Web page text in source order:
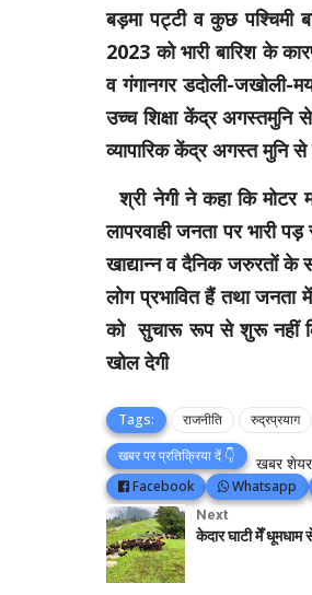
बड़मा पट्टी व कुछ पश्चिमी
2023 को भारी बारिश के
व गंगानगर डदोली-जखोली-
उच्च शिक्षा केंद्र अगस्तमुनि
व्यापारिक केंद्र अगस्त मुनि से
श्री नेगी ने कहा कि मोटर
लापरवाही जनता पर भारी
खाद्यान्न व दैनिक जरुरतों के
लोग प्रभावित हैं तथा जनता में
को सुचारू रूप से शुरू नहीं
खोल देगी
Tags: राजनीति
रुद्रप्रयाग
खबर पर प्रतिक्रिया दें 👇
खबर
Facebook Whatsapp
Next
केदार घाटी मेँ धूमधाम